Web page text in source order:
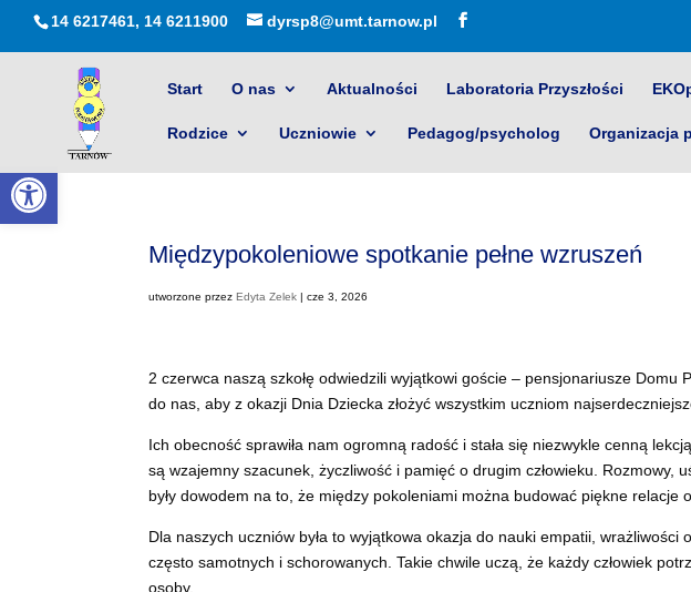
Otwórz pasek narzędzi
14 6217461, 14 6211900 dyrsp8@umt.tarnow.pl
Start O nas Aktualności Laboratoria Przyszłości
Rodzice Uczniowie Pedagog/psycholog Organizacja
Międzypokoleniowe spotkanie pełne wzruszeń
utworzone przezEdyta Zelek |cze 3, 2026
2 czerwca naszą szkołę odwiedzili wyjątkowi goście – pensjonariusze Domu
do nas, aby z okazji Dnia Dziecka złożyć wszystkim uczniom
Ich obecność sprawiła nam ogromną radość i stała się niezwykle cenną
są wzajemny szacunek, życzliwość i pamięć o drugim człowieku. Rozmowy,
były dowodem na to, że między pokoleniami można budować piękne relacje
Dla naszych uczniów była to wyjątkowa okazja do nauki empatii, wrażliwości
często samotnych i schorowanych. Takie chwile uczą, że każdy człowiek
osoby.